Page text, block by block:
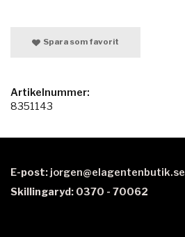
Spara som favorit
Artikelnummer:
8351143
E-post: jorgen@elagentenbutik.se
Skillingaryd: 0370 - 70062